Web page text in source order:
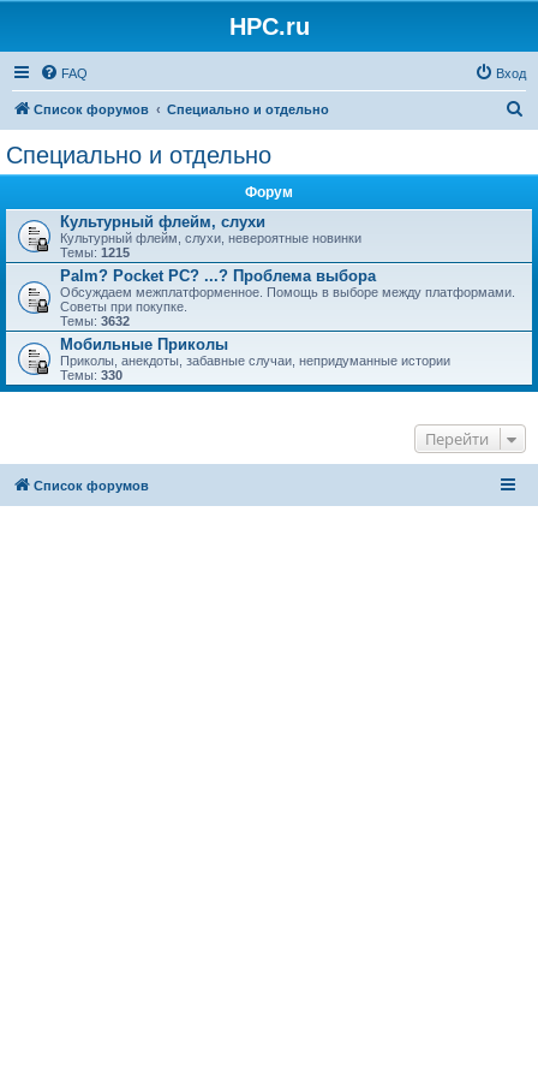
HPC.ru
FAQ Вход
Список форумов Специально и отдельно
Специально и отдельно
Форум
Культурный флейм, слухи
Культурный флейм, слухи, невероятные новинки
Темы: 1215
Palm? Pocket PC? ...? Проблема выбора
Обсуждаем межплатформенное. Помощь в выборе между платформами.
Советы при покупке.
Темы: 3632
Мобильные Приколы
Приколы, анекдоты, забавные случаи, непридуманные истории
Темы: 330
Перейти
Список форумов